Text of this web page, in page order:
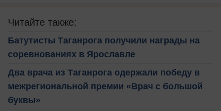
Читайте также:
Батутисты Таганрога получили награды на
соревнованиях в Ярославле
Два врача из Таганрога одержали победу в
межрегиональной премии «Врач с большой
буквы»